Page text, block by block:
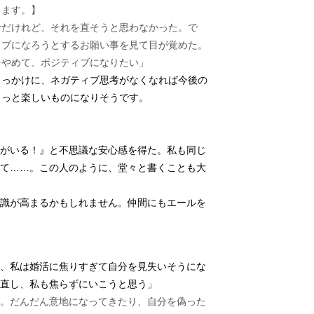
す。】
けれど、それを直そうと思わなかった。で
になろうとするお願い事を見て目が覚めた。
めて、ポジティブになりたい」
かけに、ネガティブ思考がなくなれば今後の
と楽しいものになりそうです。
いる！』と不思議な安心感を得た。私も同じ
……。この人のように、堂々と書くことも大
が高まるかもしれません。仲間にもエールを
私は婚活に焦りすぎて自分を見失いそうにな
し、私も焦らずにいこうと思う」
んだん意地になってきたり、自分を偽った